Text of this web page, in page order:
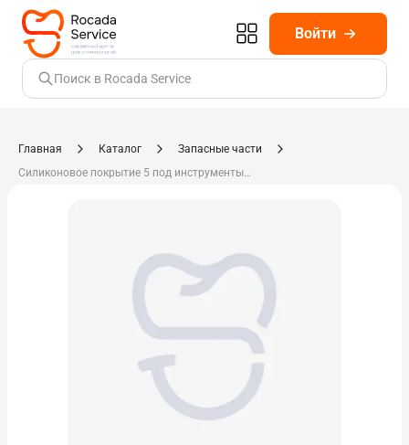
Войти
Поиск в Rocada Service
Главная Каталог
Запасные части
Силиконовое покрытие 5 под инструменты CD 321822.025